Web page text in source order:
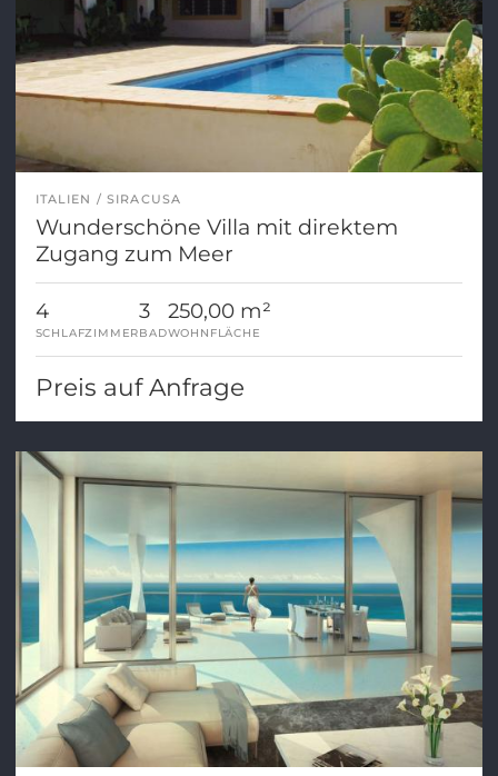
ITALIEN SIRACUSA
Wunderschöne Villa mit direktem
Zugang zum Meer
4
SCHLAFZIMMER
3
BAD
250,00 m²
WOHNFLÄCHE
Preis auf Anfrage